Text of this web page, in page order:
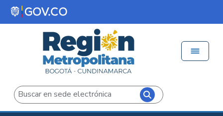
Pasar al contenido principal
Buscar